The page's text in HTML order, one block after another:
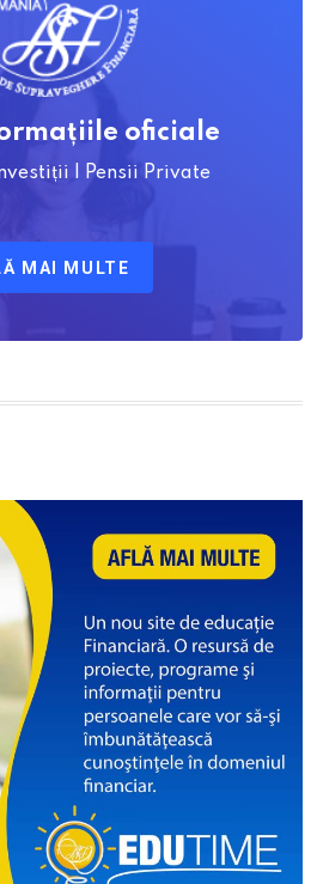
oficiale
| Pensii Private
MAI MULTE